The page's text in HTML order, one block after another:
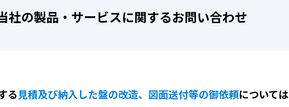
社の製品・サービスに関するお問い合わせ
る見積及び納入した盤の改造、図面送付等の御依頼については